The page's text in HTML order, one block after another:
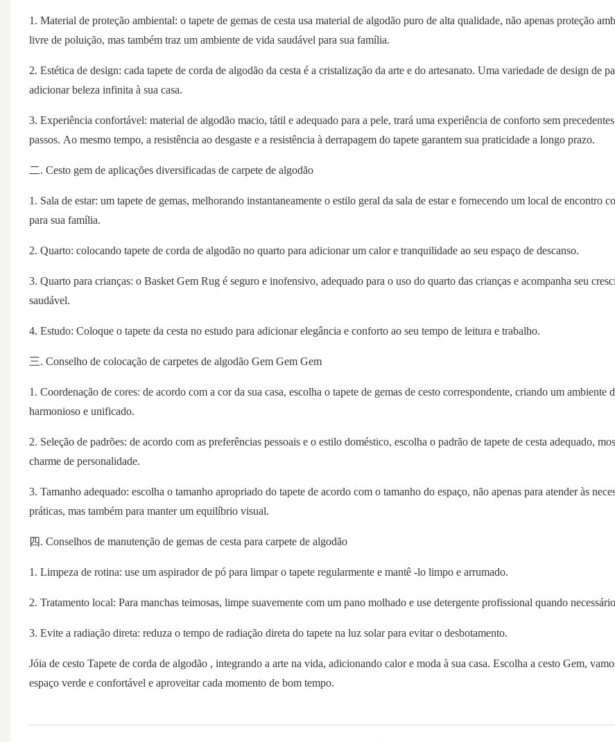
1. Material de proteção ambiental: o tapete de gemas de cesta usa material de algodão puro de alta qualidade, não apenas proteção
livre de poluição, mas também traz um ambiente de vida saudável para sua família.
2. Estética de design: cada tapete de corda de algodão da cesta é a cristalização da arte e do artesanato. Uma variedade de design de
adicionar beleza infinita à sua casa.
3. Experiência confortável: material de algodão macio, tátil e adequado para a pele, trará uma experiência de conforto sem
passos. Ao mesmo tempo, a resistência ao desgaste e a resistência à derrapagem do tapete garantem sua praticidade a longo prazo.
二. Cesto gem de aplicações diversificadas de carpete de algodão
1. Sala de estar: um tapete de gemas, melhorando instantaneamente o estilo geral da sala de estar e fornecendo um local de encontro
para sua família.
2. Quarto: colocando tapete de corda de algodão no quarto para adicionar um calor e tranquilidade ao seu espaço de descanso.
3. Quarto para crianças: o Basket Gem Rug é seguro e inofensivo, adequado para o uso do quarto das crianças e acompanha seu
saudável.
4. Estudo: Coloque o tapete da cesta no estudo para adicionar elegância e conforto ao seu tempo de leitura e trabalho.
三. Conselho de colocação de carpetes de algodão Gem Gem Gem
1. Coordenação de cores: de acordo com a cor da sua casa, escolha o tapete de gemas de cesto correspondente, criando um ambiente
harmonioso e unificado.
2. Seleção de padrões: de acordo com as preferências pessoais e o estilo doméstico, escolha o padrão de tapete de cesta adequado,
charme de personalidade.
3. Tamanho adequado: escolha o tamanho apropriado do tapete de acordo com o tamanho do espaço, não apenas para atender às
práticas, mas também para manter um equilíbrio visual.
四. Conselhos de manutenção de gemas de cesta para carpete de algodão
1. Limpeza de rotina: use um aspirador de pó para limpar o tapete regularmente e mantê -lo limpo e arrumado.
2. Tratamento local: Para manchas teimosas, limpe suavemente com um pano molhado e use detergente profissional quando
3. Evite a radiação direta: reduza o tempo de radiação direta do tapete na luz solar para evitar o desbotamento.
Jóia de cesto Tapete de corda de algodão , integrando a arte na vida, adicionando calor e moda à sua casa. Escolha a cesto Gem,
espaço verde e confortável e aproveitar cada momento de bom tempo.